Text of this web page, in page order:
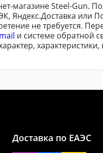
магазине Steel-Gun.
Яндекс.Доставка или
не требуется.
и системе обратной
Доставка по ЕАЭС